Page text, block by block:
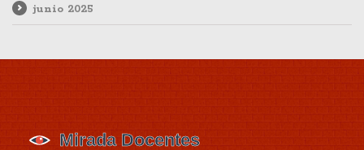
junio 2025